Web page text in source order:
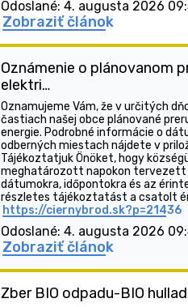
Odoslané: 4. augusta 2026
Zobraziť článok
Oznámenie o plánovanom
elektri…
Oznamujeme Vám, že v určitých
častiach našej obce plánované
energie. Podrobné informácie o
odberných miestach nájdete v
Tájékoztatjuk Önöket, hogy
meghatározott napokon tervezett
dátumokra, időpontokra és az
részletes tájékoztatást a csatolt
https://ciernybrod.sk?p=21436
Odoslané: 4. augusta 2026
Zobraziť článok
Zber BIO odpadu-BIO